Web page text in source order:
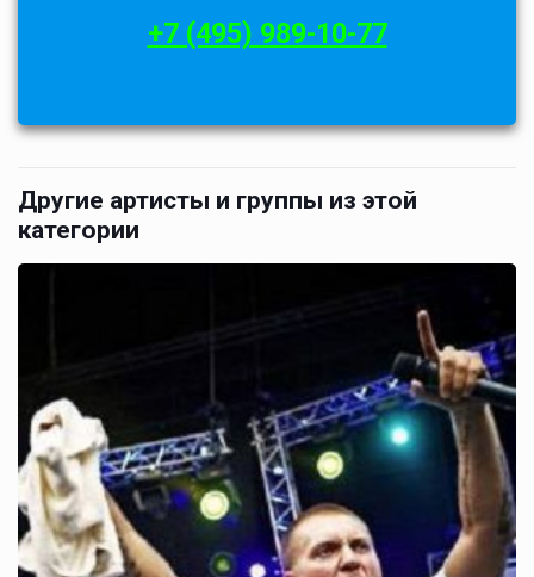
+7 (495) 989-10-77
Другие артисты и группы из этой
категории